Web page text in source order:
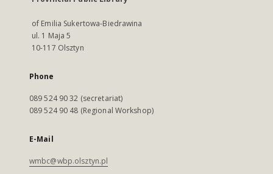
of Emilia Sukertowa-Biedrawina
ul. 1 Maja 5
10-117 Olsztyn
Phone
089 524 90 32 (secretariat)
089 524 90 48 (Regional Workshop)
E-Mail
wmbc@wbp.olsztyn.pl